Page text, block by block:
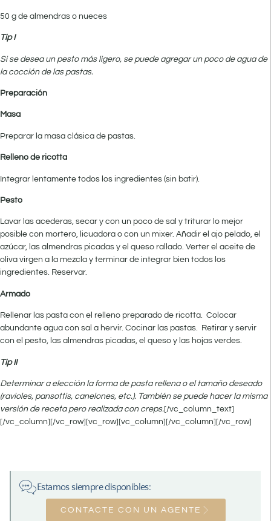
50 g de almendras o nueces
Tip I
Si se desea un pesto más ligero, se puede agregar un poco de agua de
la cocción de las pastas.
Preparación
Masa
Preparar la masa clásica de pastas.
Relleno de ricotta
Integrar lentamente todos los ingre­dientes (sin batir).
Pesto
Lavar las acederas, secar y con un poco de sal y triturar lo mejor
posible con mortero, licuadora o con un mixer. Añadir el ajo pelado, el
azúcar, las almendras picadas y el queso rallado. Verter el aceite de
oliva virgen a la mez­cla y terminar de integrar bien todos los
ingredientes. Reservar.
Armado
Rellenar las pasta con el relleno prepa­rado de ricotta. Colocar
abundante agua con sal a hervir. Cocinar las pastas. Retirar y servir
con el pesto, las almendras picadas, el queso y las hojas verdes.
Tip II
Determinar a elección la forma de pasta rellena o el tamaño deseado
(ravioles, pansottis, canelones, etc.). También se puede hacer la misma
versión de receta pero realizada con creps.[/vc_column_text]
[/vc_column][/vc_row][vc_row][vc_column][/vc_column][/vc_row]
Estamos siempre disponibles:
CONTACTE CON UN AGENTE